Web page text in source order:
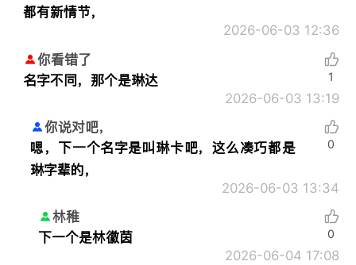
都有新情节，
2026-06-03 12:36
你看错了
名字不同，那个是琳达
2026-06-03 13:19
1
你说对吧，
嗯，下一个名字是叫琳卡吧，这么凑巧都是
琳字辈的，
2026-06-03 13:34
0
林稚
下一个是林徽茵
2026-06-04 17:08
0